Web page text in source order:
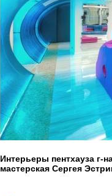
Интерьеры пентхауза г-
мастерская Сергея